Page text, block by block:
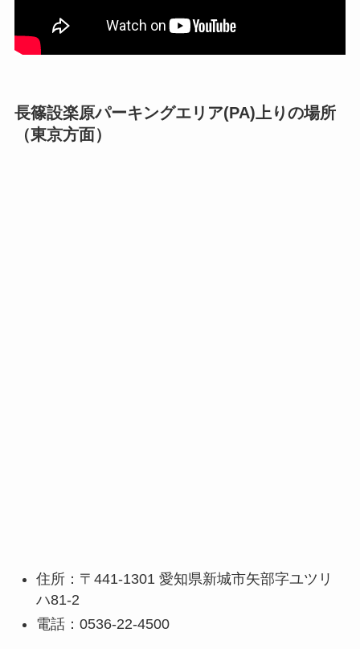
長篠設楽原パーキングエリア(PA)上りの場所
（東京方面）
住所：〒441-1301 愛知県新城市矢部字ユツリ
ハ81-2
電話：0536-22-4500